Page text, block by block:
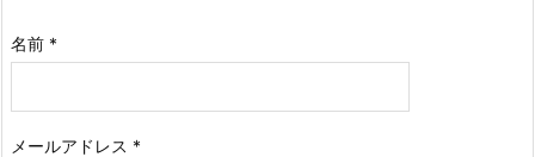
名前 *
メールアドレス *